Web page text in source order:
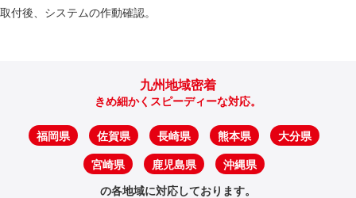
取付後、システムの作動確認。
九州地域密着
きめ細かくスピーディーな対応。
福岡県 佐賀県 長崎県 熊本県 大分県
宮崎県 鹿児島県 沖縄県
の各地域に対応しております。